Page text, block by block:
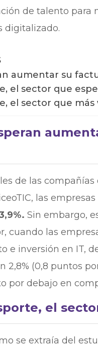
de talento
digitalizado.
aumentar su
el sector que
el sector que
de las
las
Sin embargo,
cuando las
e inversión en IT,
2,8% (0,8 puntos
por debajo en
el
se extraía del